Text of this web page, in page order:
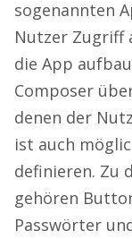
sogenannten
Nutzer Zugriff
die App
Composer
denen der
ist auch
definieren. Zu
gehören
Passwörter